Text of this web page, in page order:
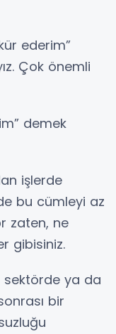
ederim”
Çok önemli
demek
işlerde
bu cümleyi az
zaten, ne
gibisiniz.
ya da
bir